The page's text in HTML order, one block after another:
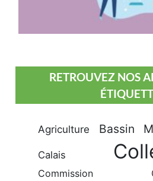
RETROUVEZ NOS
Agriculture Bassin
Calais
Commission